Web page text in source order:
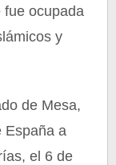
fue ocupada
y
de Mesa,
España a
el 6 de